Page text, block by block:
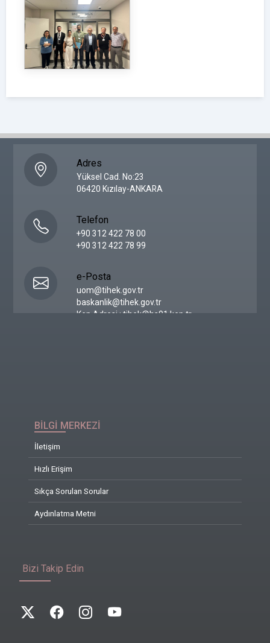
Adres
Yüksel Cad. No:23
06420 Kızılay-ANKARA
Telefon
+90 312 422 78 00
+90 312 422 78 99
e-Posta
uom@tihek.gov.tr
baskanlik@tihek.gov.tr
Kep Adresi : tihek@hs01.kep.tr
Bizi Takip Edin
BİLGİ MERKEZİ
İletişim
Hızlı Erişim
Sıkça Sorulan Sorular
Aydınlatma Metni